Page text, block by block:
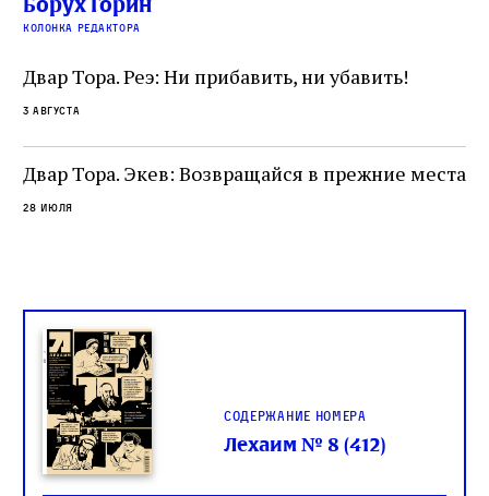
читатель, воспринимающий исправление как
не просто покровитель переводчиков,
окружённый книгами. Перед нами человек,
одно решение которого вызвало возмущение
целой общины и стало частью многовекового
спора о том, кому принадлежит последнее
слово в переводе Библии
колонка редактора
Двар Тора. Реэ: Ни прибавить, ни убавить!
3 августа
Двар Тора. Экев: Возвращайся в прежние места
28 июля
Содержание номера
Лехаим № 8 (412)